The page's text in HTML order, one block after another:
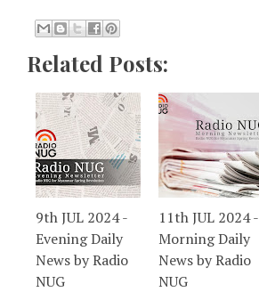
Related Posts:
9th JUL 2024 -
Evening Daily
News by Radio
NUG
11th JUL 2024 -
Morning Daily
News by Radio
NUG